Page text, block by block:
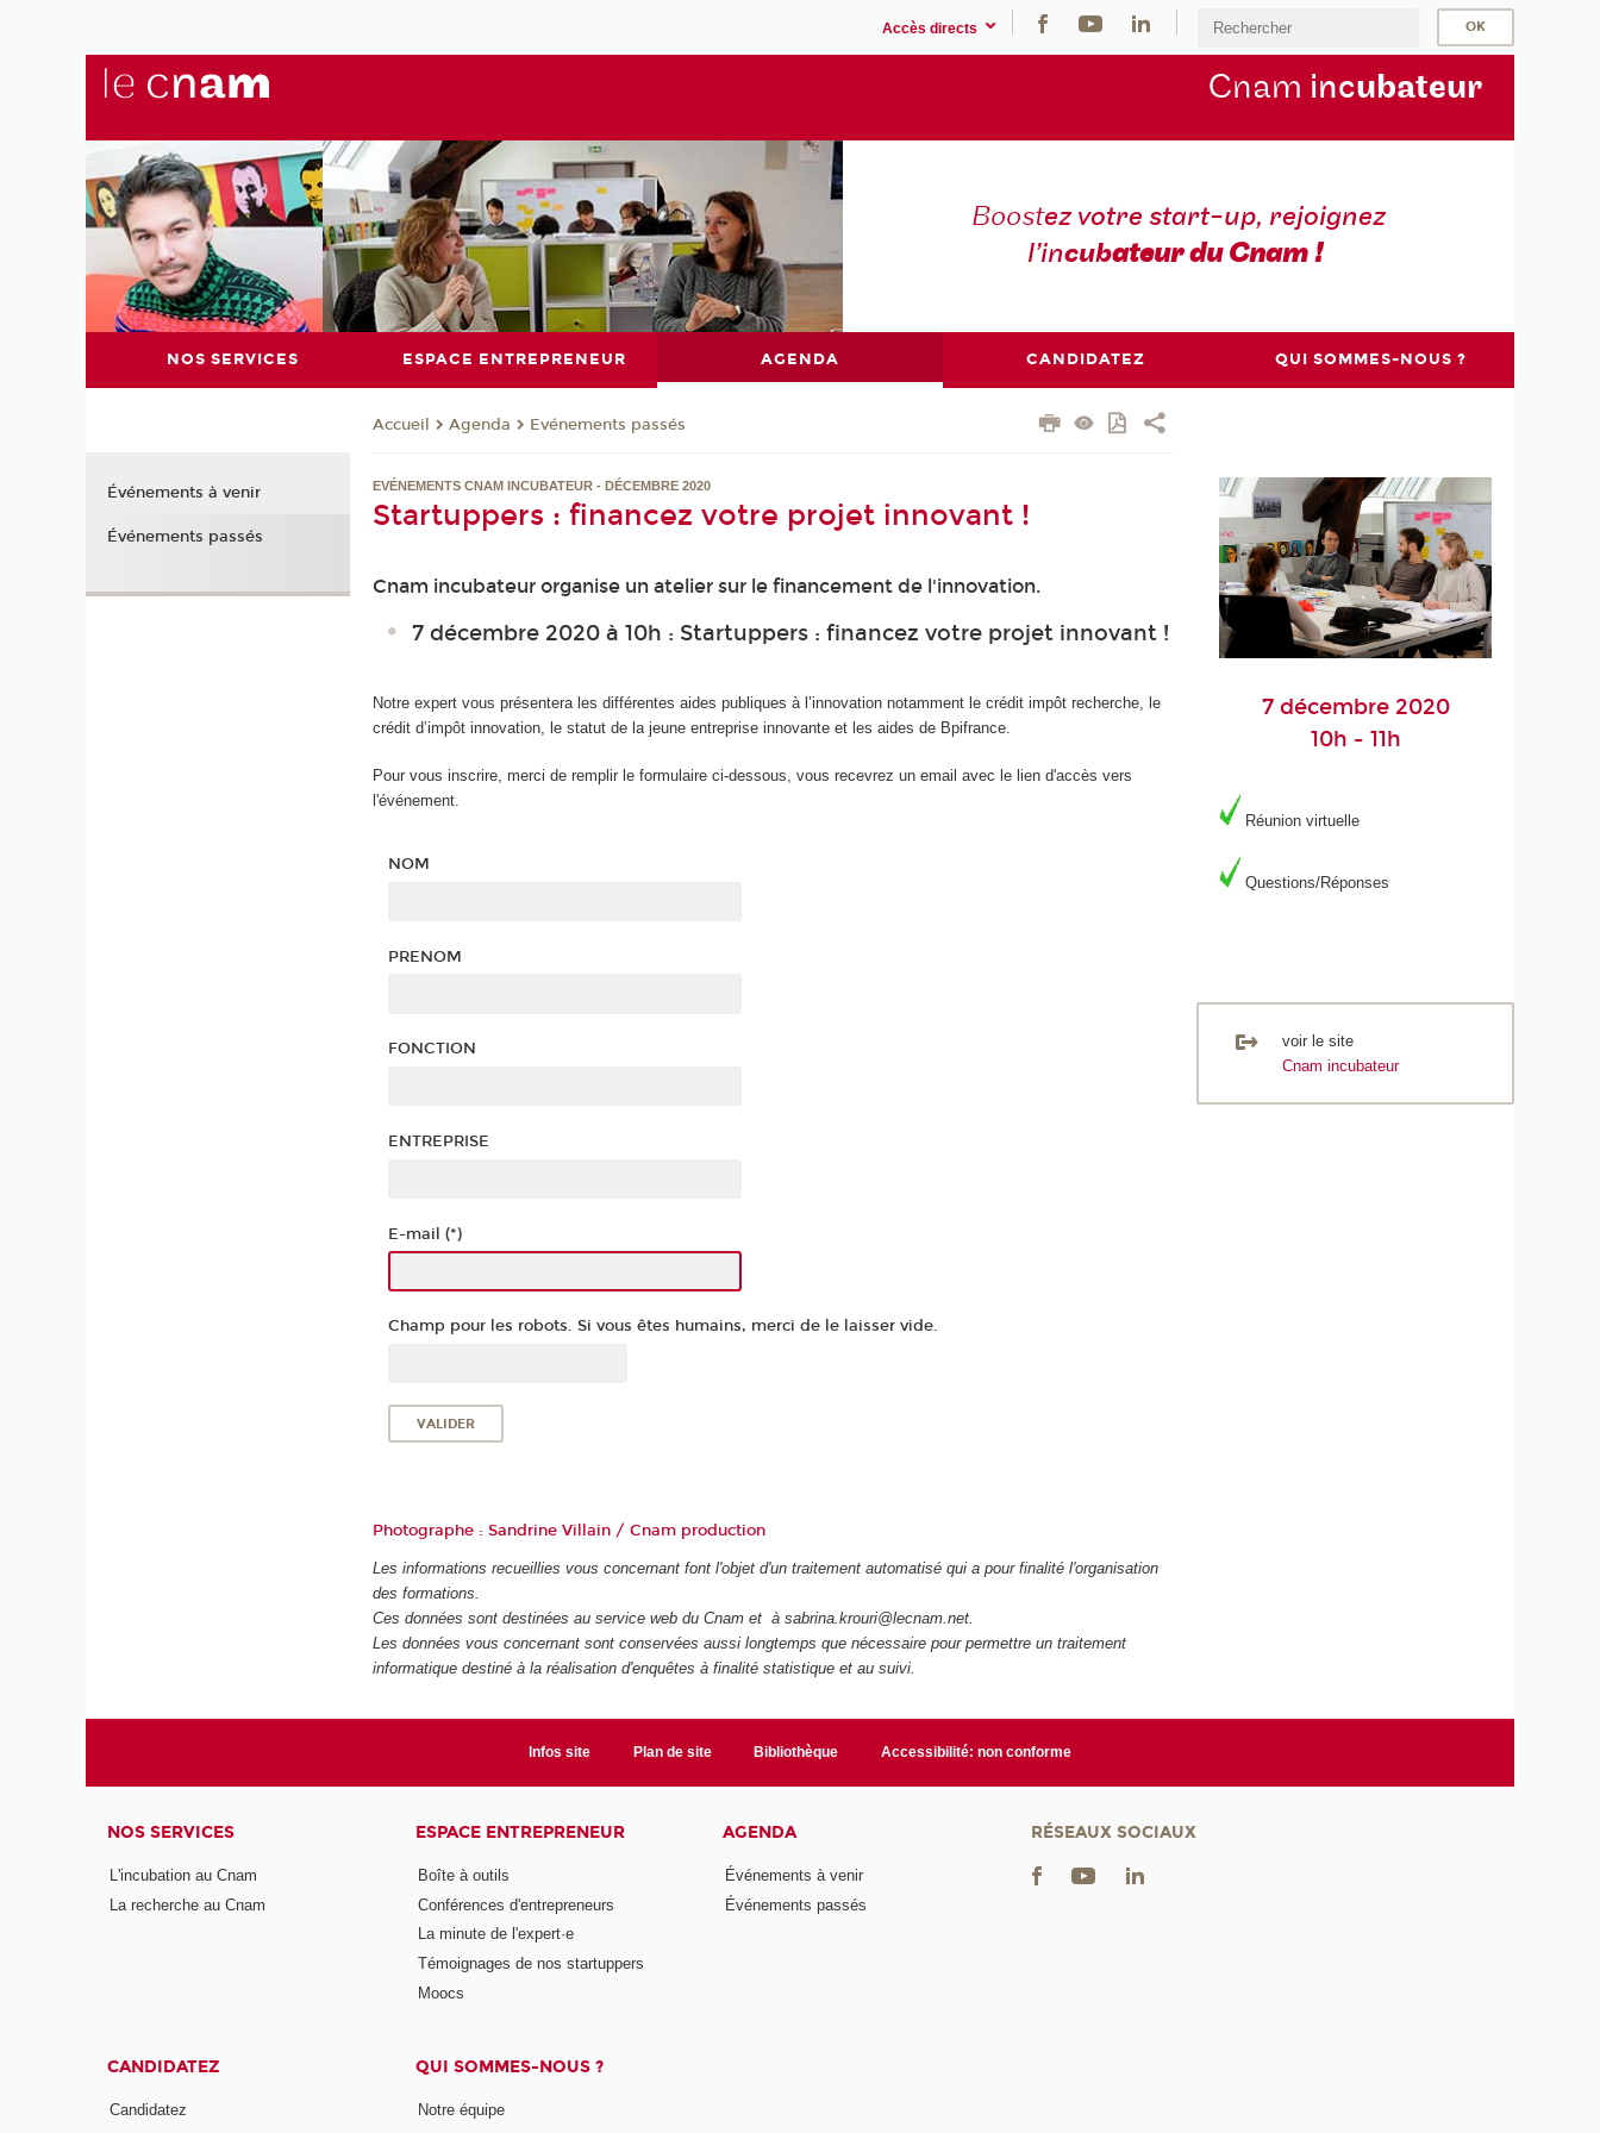
Accès directs
Cnam incubateur
Boostez votre start-up, rejoignez
l’incubateur du Cnam !
NOS SERVICES ESPACE ENTREPRENEUR AGENDA CANDIDATEZ QUI SOMMES-NOUS ?
Accueil Agenda Evénements passés
EVÉNEMENTS CNAM INCUBATEUR - DÉCEMBRE 2020
Startuppers : financez votre projet innovant !
Cnam incubateur organise un atelier sur le financement de l'innovation.
7 décembre 2020 à 10h : Startuppers : financez votre projet innovant !
Notre expert vous présentera les différentes aides publiques à l’innovation notamment le crédit impôt recherche, le
crédit d’impôt innovation, le statut de la jeune entreprise innovante et les aides de Bpifrance.
Pour vous inscrire, merci de remplir le formulaire ci-dessous, vous recevrez un email avec le lien d'accès vers
l'événement.
NOM
PRENOM
FONCTION
ENTREPRISE
E-mail (*)
Champ pour les robots. Si vous êtes humains, merci de le laisser vide.
Photographe : Sandrine Villain / Cnam production
Les informations recueillies vous concernant font l'objet d'un traitement automatisé qui a pour finalité l'organisation
des formations.
Ces données sont destinées au service web du Cnam et à sabrina.krouri@lecnam.net.
Les données vous concernant sont conservées aussi longtemps que nécessaire pour permettre un traitement
informatique destiné à la réalisation d'enquêtes à finalité statistique et au suivi.
7 décembre 2020
10h - 11h
Réunion virtuelle
Questions/Réponses
voir le site
Cnam incubateur
Événements à venir
Événements passés
Infos site Plan de site Bibliothèque Accessibilité: non conforme
NOS SERVICES
L'incubation au Cnam
La recherche au Cnam
ESPACE ENTREPRENEUR
Boîte à outils
Conférences d'entrepreneurs
La minute de l'expert·e
Témoignages de nos startuppers
Moocs
AGENDA
Événements à venir
Événements passés
CANDIDATEZ
Candidatez
QUI SOMMES-NOUS ?
Notre équipe
RÉSEAUX SOCIAUX